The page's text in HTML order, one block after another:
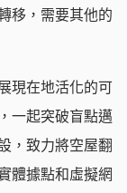
移，需要其他的
現在地活化的可
一起突破盲點邁
，致力將空屋翻
體據點和虛擬網